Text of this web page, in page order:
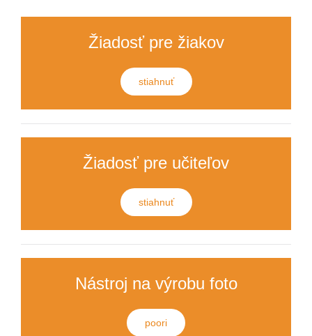
Žiadosť pre žiakov
stiahnuť
Žiadosť pre učiteľov
stiahnuť
Nástroj na výrobu foto
poori